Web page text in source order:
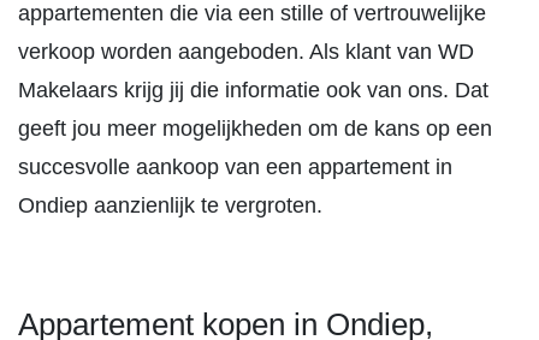
appartementen die via een stille of vertrouwelijke
verkoop worden aangeboden. Als klant van WD
Makelaars krijg jij die informatie ook van ons. Dat
geeft jou meer mogelijkheden om de kans op een
succesvolle aankoop van een appartement in
Ondiep aanzienlijk te vergroten.
Appartement kopen in Ondiep,